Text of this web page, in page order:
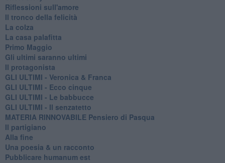
Riflessioni sull'amore
Il tronco della felicità
La colza
La casa palafitta
Primo Maggio
Gli ultimi saranno ultimi
Il protagonista
GLI ULTIMI - Veronica & Franca
GLI ULTIMI - Ecco cinque
GLI ULTIMI - Le babbucce
GLI ULTIMI - Il senzatetto
MATERIA RINNOVABILE Pensiero di Pasqua
Il partigiano
Alla fine
Una poesia & un racconto
Pubblicare humanum est